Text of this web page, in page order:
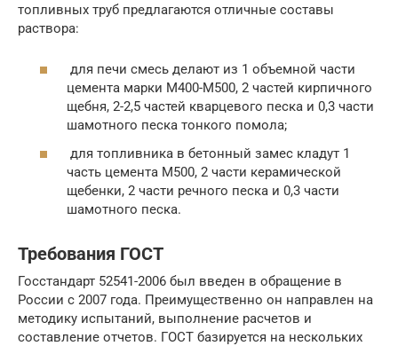
топливных труб предлагаются отличные составы
раствора:
для печи смесь делают из 1 объемной части
цемента марки М400-М500, 2 частей кирпичного
щебня, 2-2,5 частей кварцевого песка и 0,3 части
шамотного песка тонкого помола;
для топливника в бетонный замес кладут 1
часть цемента М500, 2 части керамической
щебенки, 2 части речного песка и 0,3 части
шамотного песка.
Требования ГОСТ
Госстандарт 52541-2006 был введен в обращение в
России с 2007 года. Преимущественно он направлен на
методику испытаний, выполнение расчетов и
составление отчетов. ГОСТ базируется на нескольких